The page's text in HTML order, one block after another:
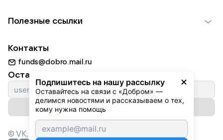
Подпишитесь на нашу рассылку
Оставайтесь на связи с «Добром» —
делимся новостями и рассказываем о тех,
кому нужна помощь
Использование материалов
Для НКО
Партнерам
Пожилым
Животным
Природе
Культуре
Фондам
Полезные ссылки
Добрый день
Истории
Автоплатежи
Контакты
funds@dobro.mail.ru
Оставайтесь с нами
Подписаться на рассылку
© VK, 2026г. Все права защищены.